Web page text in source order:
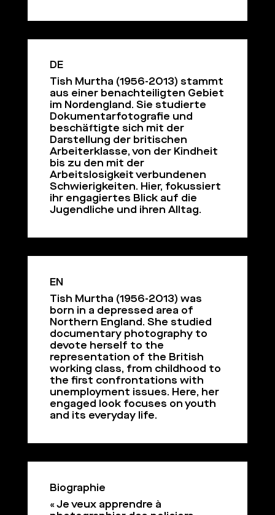
DE
Tish Murtha (1956-2013) stammt
aus einer benachteiligten Gebiet
im Nordengland. Sie studierte
Dokumentarfotografie und
beschäftigte sich mit der
Darstellung der britischen
Arbeiterklasse, von der Kindheit
bis zu den mit der
Arbeitslosigkeit verbundenen
Schwierigkeiten. Hier, fokussiert
ihr engagiertes Blick auf die
Jugendliche und ihren Alltag.
EN
Tish Murtha (1956-2013) was
born in a depressed area of
Northern England. She studied
documentary photography to
devote herself to the
representation of the British
working class, from childhood to
the first confrontations with
unemployment issues. Here, her
engaged look focuses on youth
and its everyday life.
Biographie
« Je veux apprendre à